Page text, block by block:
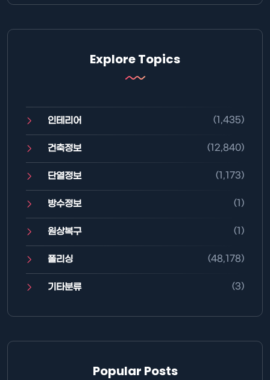
Explore Topics
인테리어 (1,435)
건축정보 (12,840)
단열정보 (1,173)
방수정보 (1)
원상복구 (1)
폴리싱 (48,178)
기타분류 (3)
Popular Posts